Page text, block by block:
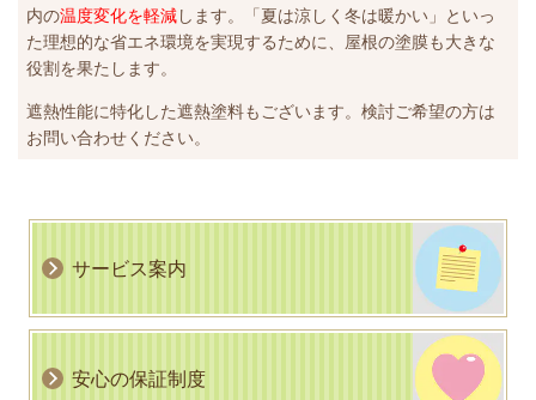
内の温度変化を軽減します。「夏は涼しく冬は暖かい」といっ
た理想的な省エネ環境を実現するために、屋根の塗膜も大きな
役割を果たします。
遮熱性能に特化した遮熱塗料もございます。検討ご希望の方は
お問い合わせください。
サービス案内
安心の保証制度